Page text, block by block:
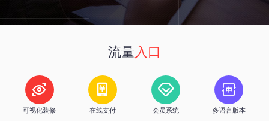
24h
流量入口

可视化装修

在线支付

会员系统

多语言版本